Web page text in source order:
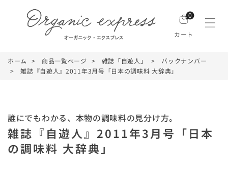
0
カート
ホーム 商品一覧ページ 雑誌「自遊人」
バックナンバー
雑誌『自遊人』2011年3月号「日本の調味料 大辞典」
誰にでもわかる、本物の調味料の見分け方。
雑誌『自遊人』2011年3月号「日本
の調味料 大辞典」